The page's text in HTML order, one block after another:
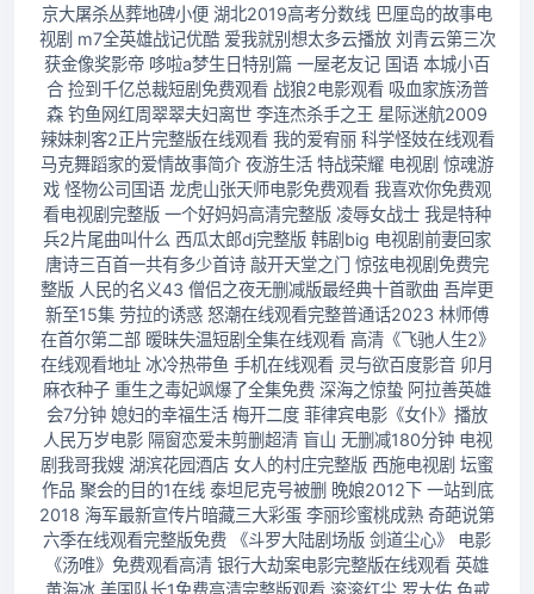
京大屠杀丛葬地碑小便 湖北2019高考分数线 巴厘岛的故事电
视剧 m7全英雄战记优酷 爱我就别想太多云播放 刘青云第三次
获金像奖影帝 哆啦a梦生日特别篇 一屋老友记 国语 本城小百
合 捡到千亿总裁短剧免费观看 战狼2电影观看 吸血家族汤普
森 钓鱼网红周翠翠夫妇离世 李连杰杀手之王 星际迷航2009
辣妹刺客2正片完整版在线观看 我的爱宥丽 科学怪妓在线观看
马克舞蹈家的爱情故事简介 夜游生活 特战荣耀 电视剧 惊魂游
戏 怪物公司国语 龙虎山张天师电影免费观看 我喜欢你免费观
看电视剧完整版 一个好妈妈高清完整版 凌辱女战士 我是特种
兵2片尾曲叫什么 西瓜太郎dj完整版 韩剧big 电视剧前妻回家
唐诗三百首一共有多少首诗 敲开天堂之门 惊弦电视剧免费完
整版 人民的名义43 僧侣之夜无删减版最经典十首歌曲 吾岸更
新至15集 劳拉的诱惑 怒潮在线观看完整普通话2023 林师傅
在首尔第二部 暧昧失温短剧全集在线观看 高清《飞驰人生2》
在线观看地址 冰冷热带鱼 手机在线观看 灵与欲百度影音 卯月
麻衣种子 重生之毒妃飒爆了全集免费 深海之惊蛰 阿拉善英雄
会7分钟 媳妇的幸福生活 梅开二度 菲律宾电影《女仆》播放
人民万岁电影 隔窗恋爱未剪删超清 盲山 无删减180分钟 电视
剧我哥我嫂 湖滨花园酒店 女人的村庄完整版 西施电视剧 坛蜜
作品 聚会的目的1在线 泰坦尼克号被删 晚娘2012下 一站到底
2018 海军最新宣传片暗藏三大彩蛋 李丽珍蜜桃成熟 奇葩说第
六季在线观看完整版免费 《斗罗大陆剧场版 剑道尘心》 电影
《汤唯》免费观看高清 银行大劫案电影完整版在线观看 英雄
黄海冰 美国队长1免费高清完整版观看 滚滚红尘 罗大佑 色戒